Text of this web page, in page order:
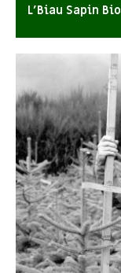
L’Biau Sapin Bio